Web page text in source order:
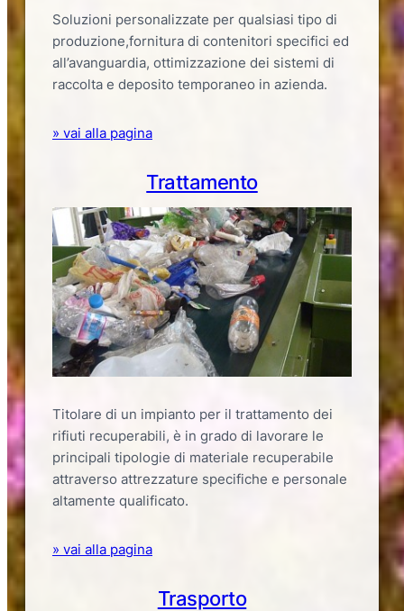
Soluzioni personalizzate per qualsiasi tipo di
produzione,fornitura di contenitori specifici ed
all’avanguardia, ottimizzazione dei sistemi di
raccolta e deposito temporaneo in azienda.
» vai alla pagina
Trattamento
Titolare di un impianto per il trattamento dei
rifiuti recuperabili, è in grado di lavorare le
principali tipologie di materiale recuperabile
attraverso attrezzature specifiche e personale
altamente qualificato.
» vai alla pagina
Trasporto